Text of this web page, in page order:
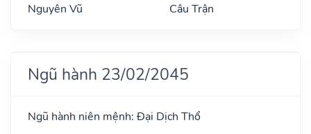
Nguyên Vũ
Câu Trận
Ngũ hành 23/02/2045
Ngũ hành niên mệnh: Đại Dịch Thổ